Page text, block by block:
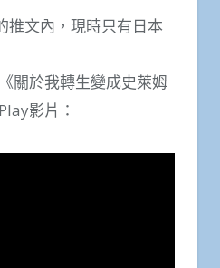
推文內，現時只有日本
關於我轉生變成史萊姆
影片：